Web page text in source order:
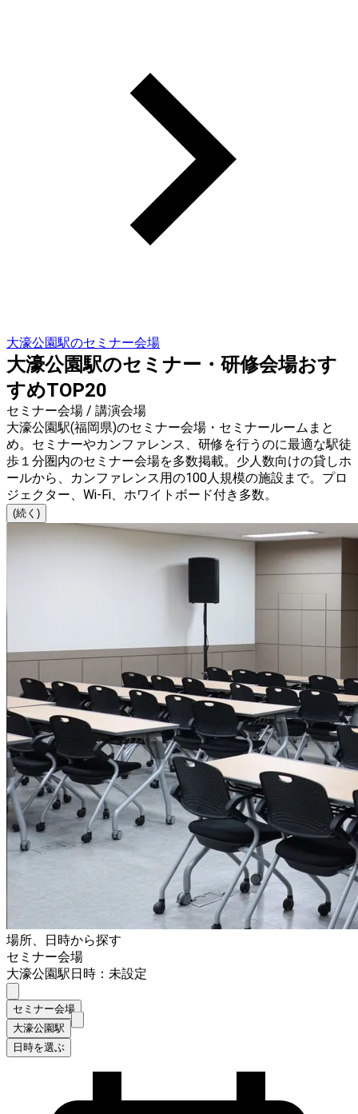
大濠公園駅のセミナー会場
大濠公園駅のセミナー・研修会場おす
すめTOP20
セミナー会場 / 講演会場
大濠公園駅(福岡県)のセミナー会場・セミナールームまと
め。セミナーやカンファレンス、研修を行うのに最適な駅徒
歩１分圏内のセミナー会場を多数掲載。少人数向けの貸しホ
ールから、カンファレンス用の100人規模の施設まで。プロ
ジェクター、Wi-Fi、ホワイトボード付き多数。
(続く)
場所、日時から探す
セミナー会場
大濠公園駅日時：未設定
セミナー会場
大濠公園駅
日時を選ぶ